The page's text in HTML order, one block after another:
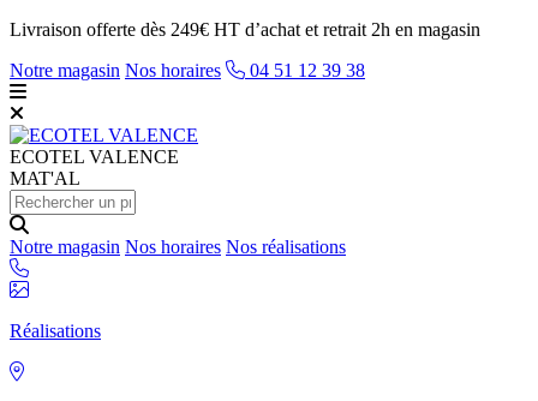
Livraison offerte dès 249€ HT d’achat et retrait 2h en magasin
Notre magasin Nos horaires 04 51 12 39 38
ECOTEL VALENCE
MAT'AL
Notre magasin Nos horaires Nos réalisations
Réalisations